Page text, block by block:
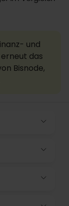
und
das
Bisnode,